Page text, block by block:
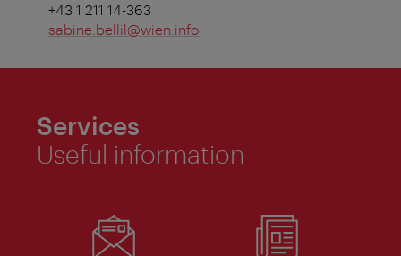
+43 1 211 14-363
sabine.bellil@wien.info
Services
Useful information